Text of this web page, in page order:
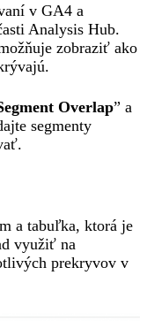
v GA4 a
Analysis Hub.
zobraziť ako
Overlap” a
segmenty
a tabuľka, ktorá je
využiť na
prekryvov v